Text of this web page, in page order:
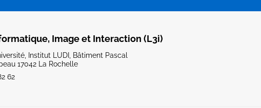
Image et Interaction (L3i)
Institut LUDI, Bâtiment Pascal
17042 La Rochelle
62